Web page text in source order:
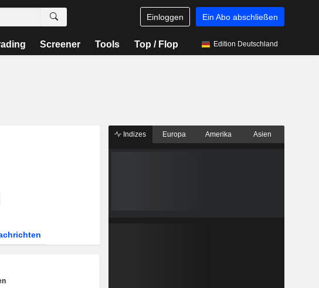
Einloggen Ein Abo abschließen
Screener Tools Top / Flop Edition Deutschland
Indizes Europa Amerika Asien